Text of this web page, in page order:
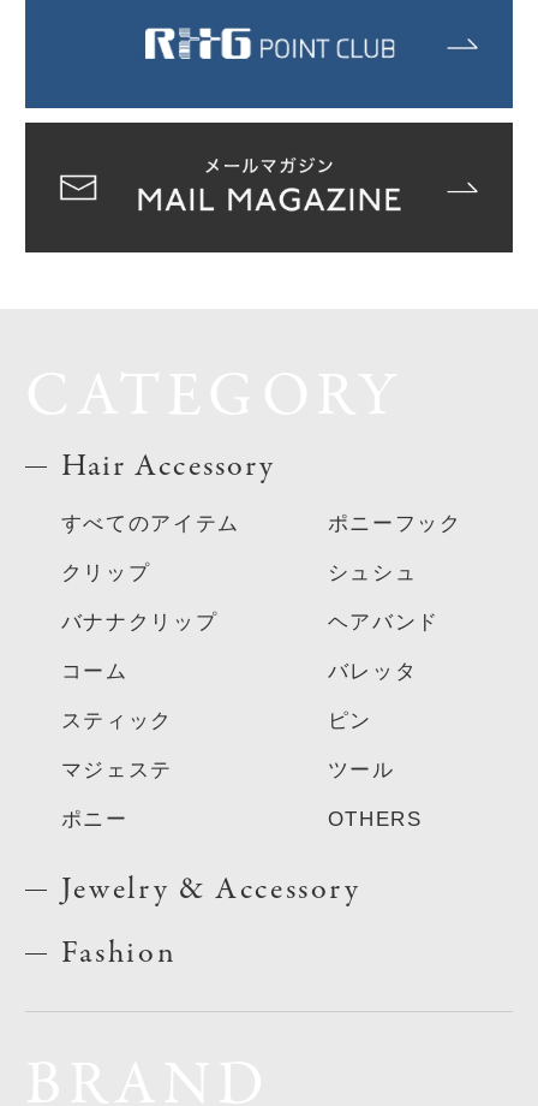
Hair Accessory
すべてのアイテム
クリップ
バナナクリップ
コーム
スティック
マジェステ
ポニー
ポニーフック
シュシュ
ヘアバンド
バレッタ
ピン
ツール
OTHERS
Jewelry & Accessory
Fashion